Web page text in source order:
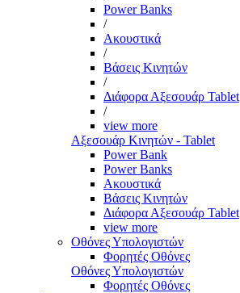
Power Banks
/
Ακουστικά
/
Βάσεις Κινητών
/
Διάφορα Αξεσουάρ Tablet
/
view more
Αξεσουάρ Κινητών - Tablet
Power Bank
Power Banks
Ακουστικά
Βάσεις Κινητών
Διάφορα Αξεσουάρ Tablet
view more
Οθόνες Υπολογιστών
Φορητές Οθόνες
Οθόνες Υπολογιστών
Φορητές Οθόνες